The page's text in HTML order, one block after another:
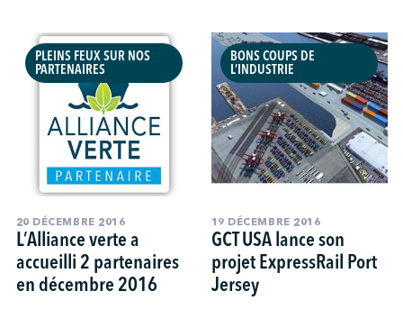
PLEINS FEUX SUR NOS
PARTENAIRES
20 DÉCEMBRE 2016
L’Alliance verte a
accueilli 2 partenaires
en décembre 2016
BONS COUPS DE
L’INDUSTRIE
19 DÉCEMBRE 2016
GCT USA lance son
projet ExpressRail Port
Jersey